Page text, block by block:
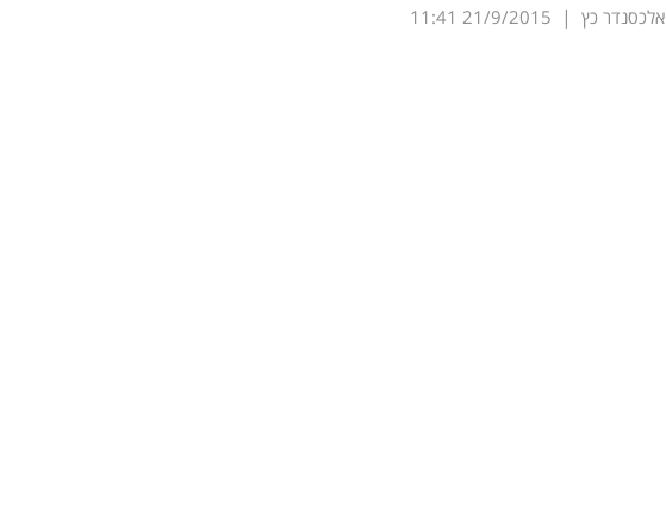
אלכסנדר כץ |
21/9/2015
11:41